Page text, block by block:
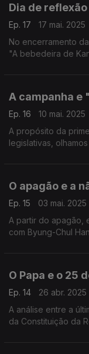
Dia de
Ep. 17
17 mai. 2025
No encerramento
"A bebedeira de
A campanha e
Ep. 16
10 mai. 2025
A propósito da
legislativas,
O apagão e a
Ep. 15
03 mai. 2025
A partir do apagão,
com Byung-Chul
O Papa e o 25
Ep. 14
26 abr. 2025
A análise entre a
da Constituição da